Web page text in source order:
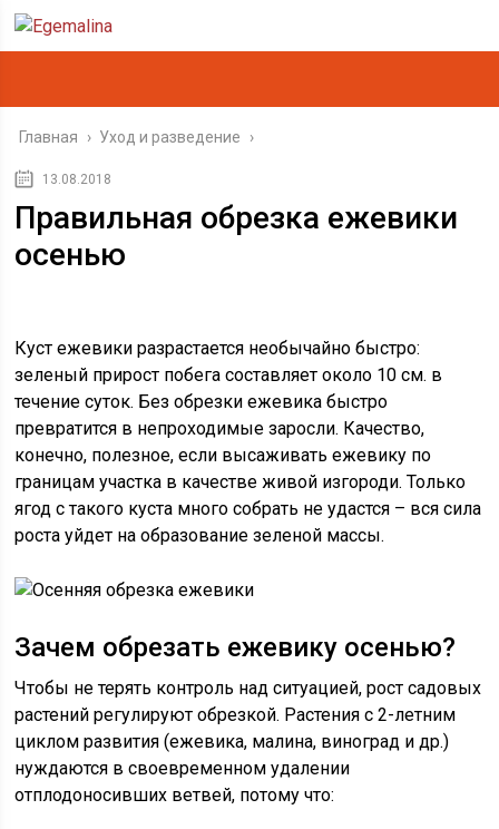
Главная › Уход и разведение ›
13.08.2018
Правильная обрезка ежевики
осенью
Куст ежевики разрастается необычайно быстро:
зеленый прирост побега составляет около 10 см. в
течение суток. Без обрезки ежевика быстро
превратится в непроходимые заросли. Качество,
конечно, полезное, если высаживать ежевику по
границам участка в качестве живой изгороди. Только
ягод с такого куста много собрать не удастся – вся сила
роста уйдет на образование зеленой массы.
Зачем обрезать ежевику осенью?
Чтобы не терять контроль над ситуацией, рост садовых
растений регулируют обрезкой. Растения с 2-летним
циклом развития (ежевика, малина, виноград и др.)
нуждаются в своевременном удалении
отплодоносивших ветвей, потому что: